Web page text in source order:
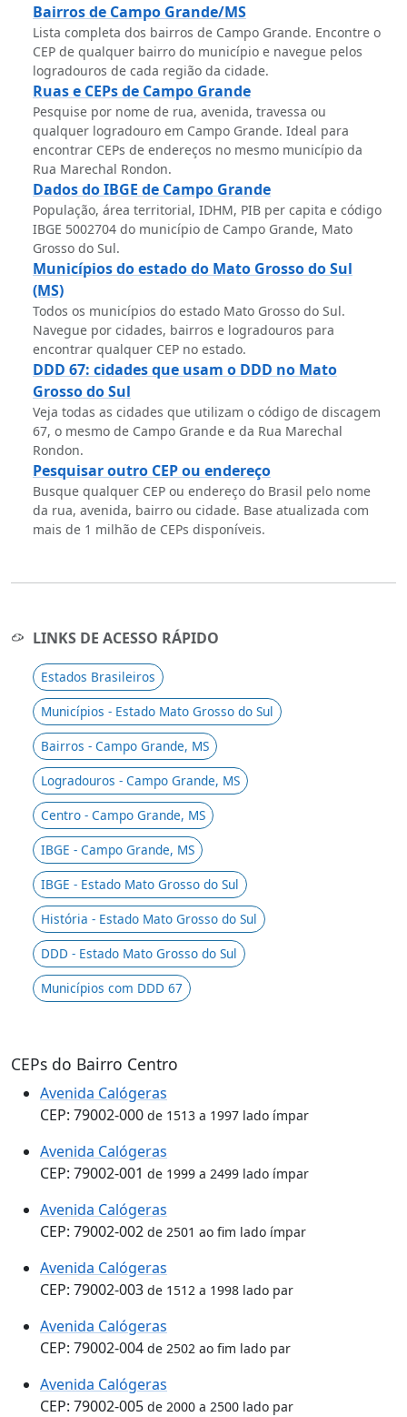
Bairros de Campo Grande/MS
Lista completa dos bairros de Campo Grande. Encontre o
CEP de qualquer bairro do município e navegue pelos
logradouros de cada região da cidade.
Ruas e CEPs de Campo Grande
Pesquise por nome de rua, avenida, travessa ou
qualquer logradouro em Campo Grande. Ideal para
encontrar CEPs de endereços no mesmo município da
Rua Marechal Rondon.
Dados do IBGE de Campo Grande
População, área territorial, IDHM, PIB per capita e código
IBGE 5002704 do município de Campo Grande, Mato
Grosso do Sul.
Municípios do estado do Mato Grosso do Sul
(MS)
Todos os municípios do estado Mato Grosso do Sul.
Navegue por cidades, bairros e logradouros para
encontrar qualquer CEP no estado.
DDD 67: cidades que usam o DDD no Mato
Grosso do Sul
Veja todas as cidades que utilizam o código de discagem
67, o mesmo de Campo Grande e da Rua Marechal
Rondon.
Pesquisar outro CEP ou endereço
Busque qualquer CEP ou endereço do Brasil pelo nome
da rua, avenida, bairro ou cidade. Base atualizada com
mais de 1 milhão de CEPs disponíveis.
LINKS DE ACESSO RÁPIDO
Estados Brasileiros
Municípios - Estado Mato Grosso do Sul
Bairros - Campo Grande, MS
Logradouros - Campo Grande, MS
Centro - Campo Grande, MS
IBGE - Campo Grande, MS
IBGE - Estado Mato Grosso do Sul
História - Estado Mato Grosso do Sul
DDD - Estado Mato Grosso do Sul
Municípios com DDD 67
CEPs do Bairro Centro
Avenida Calógeras
CEP: 79002-000 de 1513 a 1997 lado ímpar
Avenida Calógeras
CEP: 79002-001 de 1999 a 2499 lado ímpar
Avenida Calógeras
CEP: 79002-002 de 2501 ao fim lado ímpar
Avenida Calógeras
CEP: 79002-003 de 1512 a 1998 lado par
Avenida Calógeras
CEP: 79002-004 de 2502 ao fim lado par
Avenida Calógeras
CEP: 79002-005 de 2000 a 2500 lado par